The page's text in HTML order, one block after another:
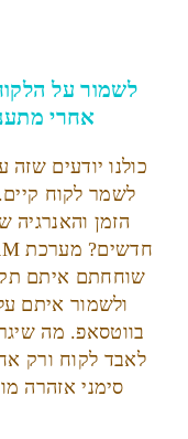
לשמור על
אחרי
לשמר לקוח
הזמן והאנרגיה
שוחחתם איתם
ולשמור איתם
בווטסאפ. מה
לאבד לקוח ורק
סימני אזהרה